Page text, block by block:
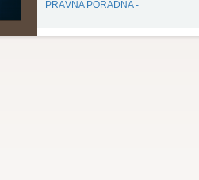
PRÁVNA PORADŇA -